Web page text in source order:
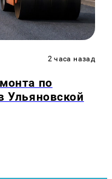
2 часа назад
по
Ульяновской